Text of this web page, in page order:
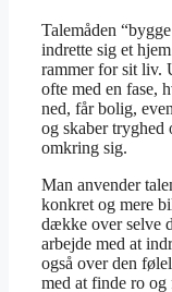
Talemåden
indrette sig et
rammer for sit liv.
ofte med en fase,
ned, får bolig,
og skaber tryghed
omkring sig.
Man anvender
konkret og mere
dække over selve
arbejde med at
også over den
med at finde ro og